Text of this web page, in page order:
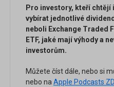
Pro investory, kteří chtějí
vybírat jednotlivé
neboli Exchange Traded
ETF, jaké mají výhody a
investorům.
Můžete číst dále, nebo si
nebo naApple Podcasts